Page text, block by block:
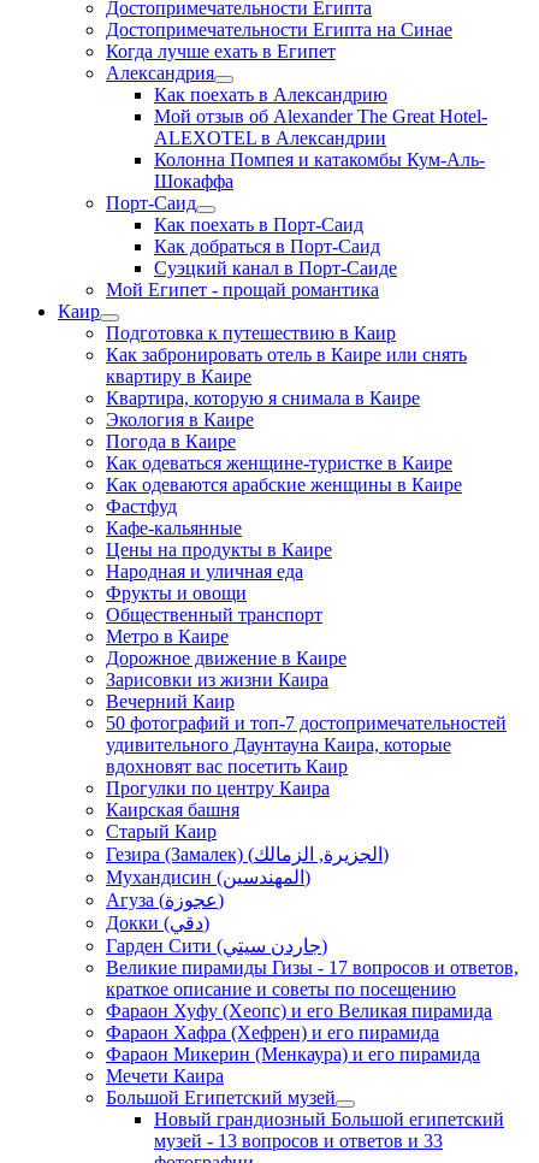
Достопримечательности Египта
Достопримечательности Египта на Синае
Когда лучше ехать в Египет
Александрия
Как поехать в Александрию
Мой отзыв об Alexander The Great Hotel-
ALEXOTEL в Александрии
Колонна Помпея и катакомбы Кум-Аль-
Шокаффа
Порт-Саид
Как поехать в Порт-Саид
Как добраться в Порт-Саид
Суэцкий канал в Порт-Саиде
Мой Египет - прощай романтика
Каир
Подготовка к путешествию в Каир
Как забронировать отель в Каире или снять
квартиру в Каире
Квартира, которую я снимала в Каире
Экология в Каире
Погода в Каире
Как одеваться женщине-туристке в Каире
Как одеваются арабские женщины в Каире
Фастфуд
Кафе-кальянные
Цены на продукты в Каире
Народная и уличная еда
Фрукты и овощи
Общественный транспорт
Метро в Каире
Дорожное движение в Каире
Зарисовки из жизни Каира
Вечерний Каир
50 фотографий и топ-7 достопримечательностей
удивительного Даунтауна Каира, которые
вдохновят вас посетить Каир
Прогулки по центру Каира
Каирская башня
Старый Каир
Гезира (Замалек) (الجزيرة, الزمالك)
Мухандисин (المهندسين)
Агуза (عجوزة)
Докки (دقي)
Гарден Сити (جاردن سيتي)
Великие пирамиды Гизы - 17 вопросов и ответов,
краткое описание и советы по посещению
Фараон Хуфу (Хеопс) и его Великая пирамида
Фараон Хафра (Хефрен) и его пирамида
Фараон Микерин (Менкаура) и его пирамида
Мечети Каира
Большой Египетский музей
Новый грандиозный Большой египетский
музей - 13 вопросов и ответов и 33